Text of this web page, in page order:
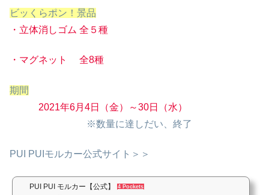
ビッくらポン！景品
・立体消しゴム 全５種
・マグネット 全8種
期間
2021年6月4日（金）～30日（水）
※数量に達しだい、終了
PUI PUIモルカー公式サイト＞＞
PUI PUI モルカー【公式】 4 Pockets